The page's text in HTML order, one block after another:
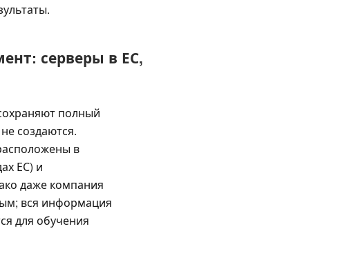
серверы в ЕС,
полный
создаются.
в
ЕС) и
даже компания
вся информация
для обучения